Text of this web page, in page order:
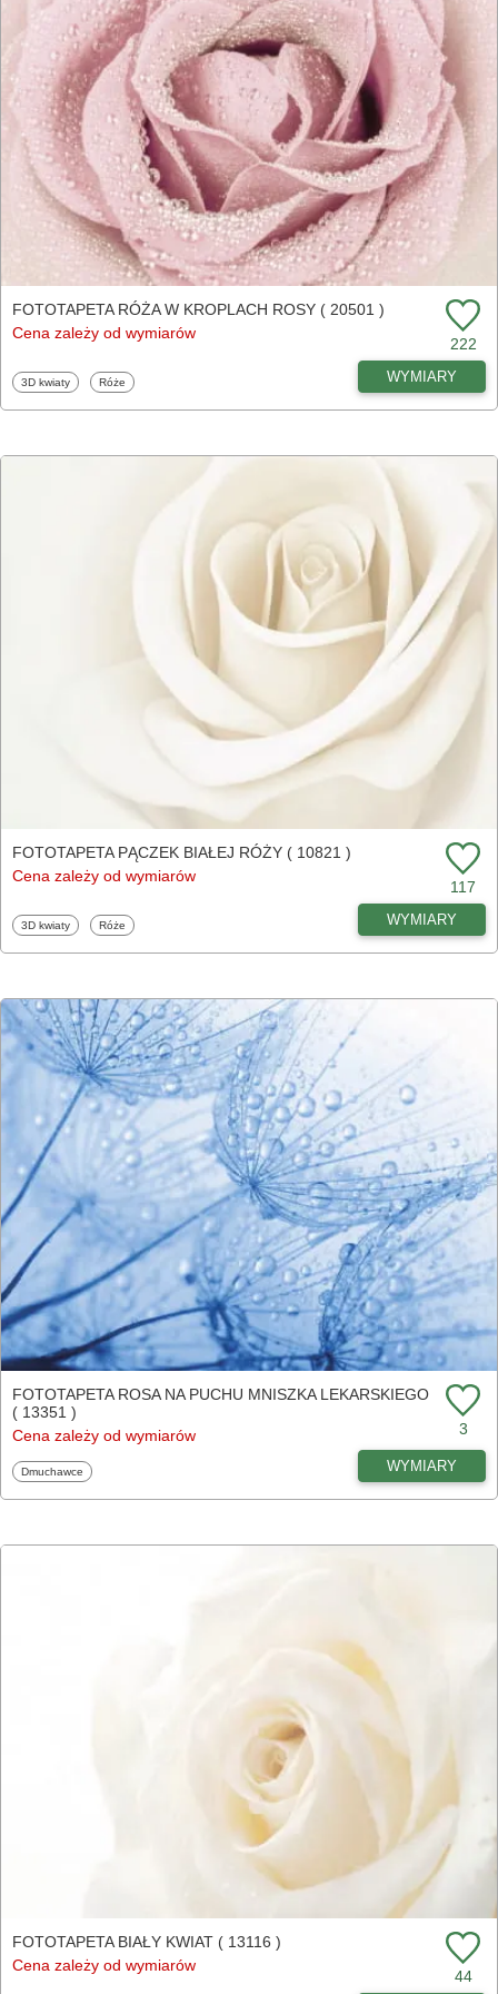
FOTOTAPETA RÓŻA W KROPLACH ROSY ( 20501 )
Cena zależy od wymiarów
222
Fototapety
3D kwiaty Fototapety
Róże WYMIARY
FOTOTAPETA PĄCZEK BIAŁEJ RÓŻY ( 10821 )
Cena zależy od wymiarów
117
Fototapety
3D kwiaty Fototapety
Róże WYMIARY
FOTOTAPETA ROSA NA PUCHU MNISZKA LEKARSKIEGO
( 13351 )
Cena zależy od wymiarów
3
Fototapety
Dmuchawce WYMIARY
FOTOTAPETA BIAŁY KWIAT ( 13116 )
Cena zależy od wymiarów
44